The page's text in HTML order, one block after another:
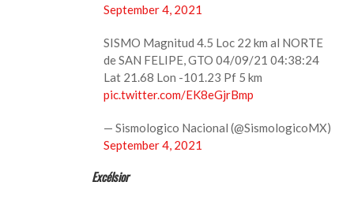
September 4, 2021
SISMO Magnitud 4.5 Loc 22 km al NORTE
de SAN FELIPE, GTO 04/09/21 04:38:24
Lat 21.68 Lon -101.23 Pf 5 km
pic.twitter.com/EK8eGjrBmp
— Sismologico Nacional (@SismologicoMX)
September 4, 2021
Excélsior